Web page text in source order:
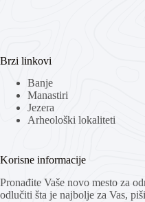
Brzi linkovi
Banje
Manastiri
Jezera
Arheološki lokaliteti
Korisne informacije
Pronađite Vaše novo mesto za
odlučiti šta je najbolje za Vas,